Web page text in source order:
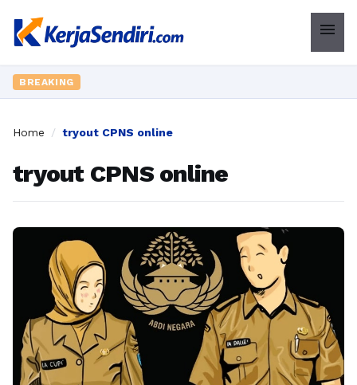
menu
BREAKING
Home / tryout CPNS online
tryout CPNS online